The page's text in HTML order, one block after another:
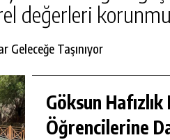
değerleri
Geleceğe Taşınıyor
Göksun Hafızlık
Öğrencilerine